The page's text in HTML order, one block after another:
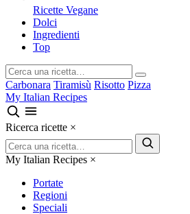
Ricette Vegane
Dolci
Ingredienti
Top
Carbonara Tiramisù Risotto Pizza
My Italian Recipes
Ricerca ricette ×
My Italian Recipes ×
Portate
Regioni
Speciali